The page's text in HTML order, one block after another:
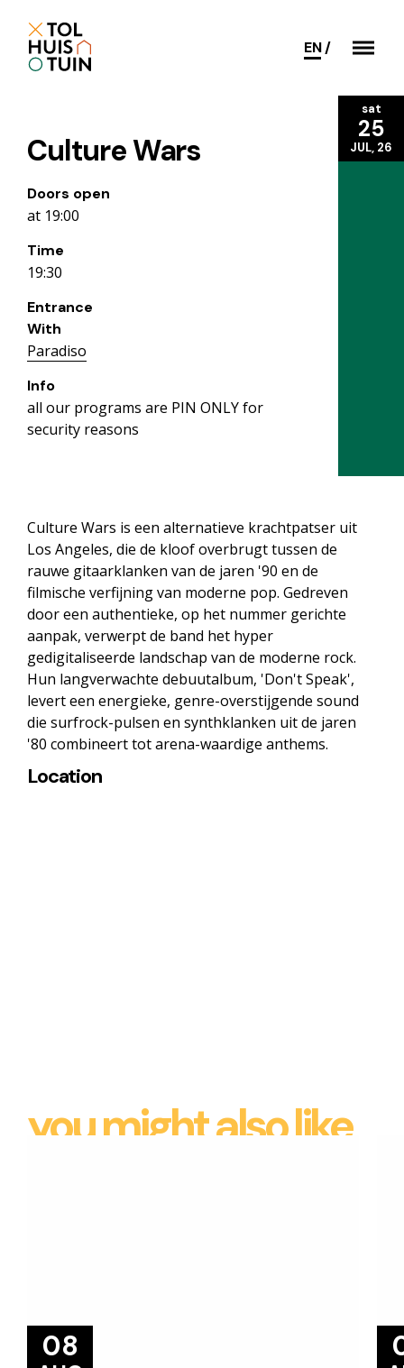
EN
sat
25
JUL, 26
Culture Wars
Doors open
at 19:00
Time
19:30
Entrance
With
Paradiso
Info
all our programs are PIN ONLY for
security reasons
Culture Wars is een alternatieve krachtpatser uit
Los Angeles, die de kloof overbrugt tussen de
rauwe gitaarklanken van de jaren '90 en de
filmische verfijning van moderne pop. Gedreven
door een authentieke, op het nummer gerichte
aanpak, verwerpt de band het hyper
gedigitaliseerde landschap van de moderne rock.
Hun langverwachte debuutalbum, 'Don't Speak',
levert een energieke, genre-overstijgende sound
die surfrock-pulsen en synthklanken uit de jaren
'80 combineert tot arena-waardige anthems.
Location
you might also like
08